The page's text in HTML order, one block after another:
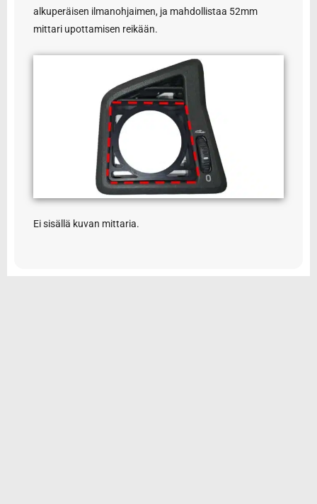
alkuperäisen ilmanohjaimen, ja mahdollistaa 52mm
mittari upottamisen reikään.
Ei sisällä kuvan mittaria.